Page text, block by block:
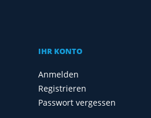
IHR KONTO
Anmelden
Registrieren
Passwort vergessen